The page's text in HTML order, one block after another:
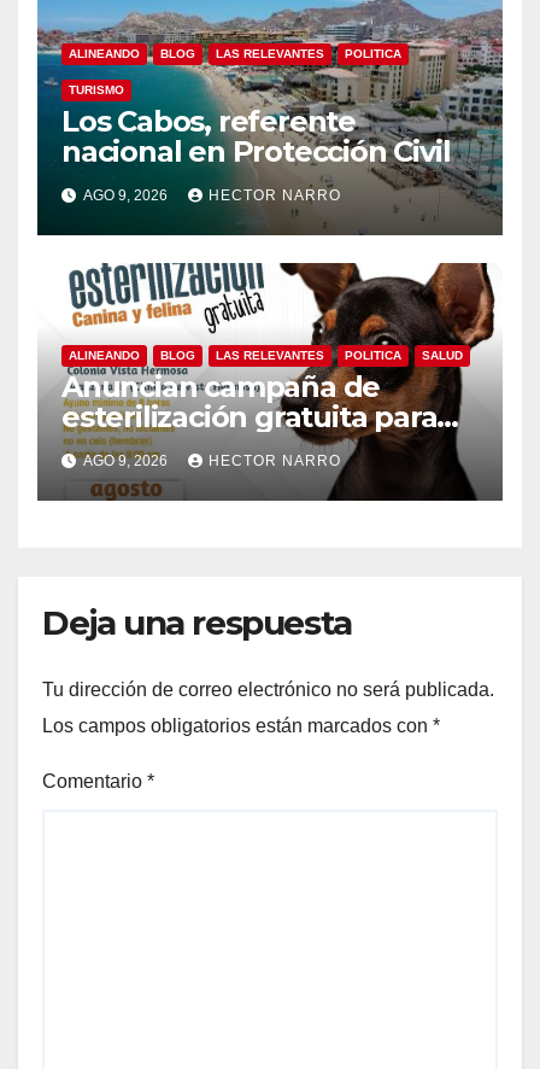
ALINEANDO BLOG LAS RELEVANTES POLITICA
TURISMO
Los Cabos, referente
nacional en Protección Civil
AGO 9, 2026 HECTOR NARRO
ALINEANDO BLOG LAS RELEVANTES POLITICA SALUD
Anuncian campaña de
esterilización gratuita para
perros y gatos en San José
del Cabo
AGO 9, 2026 HECTOR NARRO
Deja una respuesta
Tu dirección de correo electrónico no será publicada.
Los campos obligatorios están marcados con *
Comentario *